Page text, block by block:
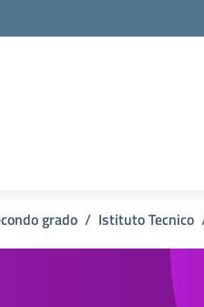
grado Istituto Tecnico